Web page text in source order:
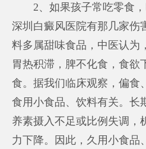
2、如果孩子常吃零食，
深圳白癜风医院有那几家伤
料多属甜味食品，中医认为
胃热积滞，脾不化食，食欲
食。据我们临床观察，偏食
食用小食品、饮料有关。长
养素摄入不足或比例失调，
力下降。因此，久用小食品